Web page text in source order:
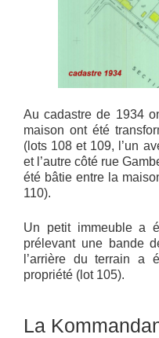
Au cadastre de 1934
maison ont été
(lots 108 et 109, l’un
et l’autre côté rue
été bâtie entre la
110).
Un petit immeuble a
prélevant une bande
l’arrière du terrain a
propriété (lot 105).
La